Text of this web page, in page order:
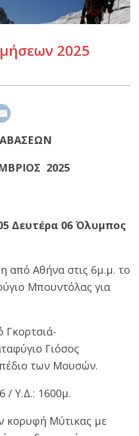
2025
2025
Δευτέρα 06 Όλυμπος
από Αθήνα στις 6μ.μ. το
Μπουντόλας για
Γιόσος
των Μουσών.
/ Υ.Δ.: 1600μ.
κορυφή Μύτικας με